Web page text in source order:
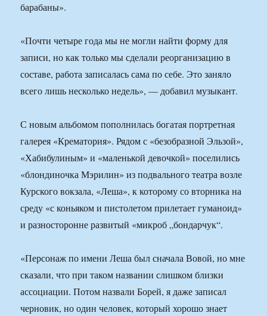
барабаны».
«Почти четыре года мы не могли найти форму для
записи, но как только мы сделали реорганизацию в
составе, работа записалась сама по себе. Это заняло
всего лишь несколько недель», — добавил музыкант.
С новым альбомом пополнилась богатая портретная
галерея «Крематория». Рядом с «безобразной Эльзой»,
«Хабибулиным» и «маленькой девочкой» поселились
«блондиночка Мэрилин» из подвального театра возле
Курского вокзала, «Леша», к которому со вторника на
среду «с коньяком и пистолетом прилетает гуманоид»
и разносторонне развитый «микроб „бондарчук“.
«Персонаж по имени Леша был сначала Вовой, но мне
сказали, что при таком названии слишком близки
ассоциации. Потом назвали Борей, я даже записал
черновик, но один человек, который хорошо знает